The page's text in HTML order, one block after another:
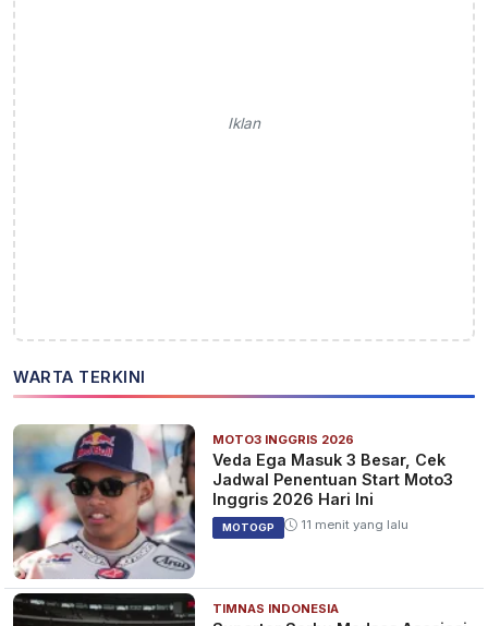
Iklan
WARTA TERKINI
MOTO3 INGGRIS 2026
Veda Ega Masuk 3 Besar, Cek
Jadwal Penentuan Start Moto3
Inggris 2026 Hari Ini
MOTOGP 11 menit yang lalu
TIMNAS INDONESIA